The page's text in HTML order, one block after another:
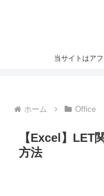
当サイトはア
ホーム Office
【Excel】LET
方法